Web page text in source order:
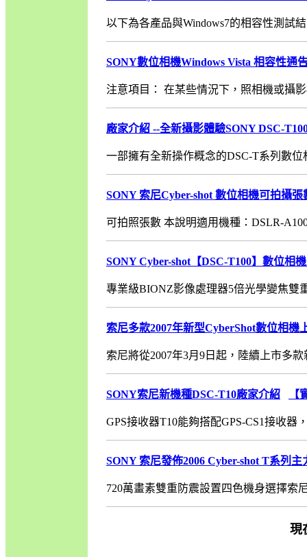
以下為各產品與Windows7的相容性測試
SONY數位相機Windows Vista 相容性通
注意項目： 在某些情況下，照相機或攝
廠家介紹 --全新攝影體驗SONY DSC-
一部擁有全新操作概念的DSC-T系列數
SONY 索尼Cyber-shot 數位相機可拍攝張
可拍照張數 本說明適用機種：DSLR-
SONY Cyber-shot【DSC-T100】數位相
專業級BIONZ影像處理器5倍光學變焦雙
索尼多款2007年新型CyberShot數位相機
索尼將從2007年3月9日起，陸續上市多
SONY索尼新機種DSC-T10廠家介紹 【
GPS接收器T10能夠搭配GPS-CS1接收
SONY 索尼發佈2006 Cyber-shot T系列主
720萬畫素雙重防震設置四色機身選擇索
現